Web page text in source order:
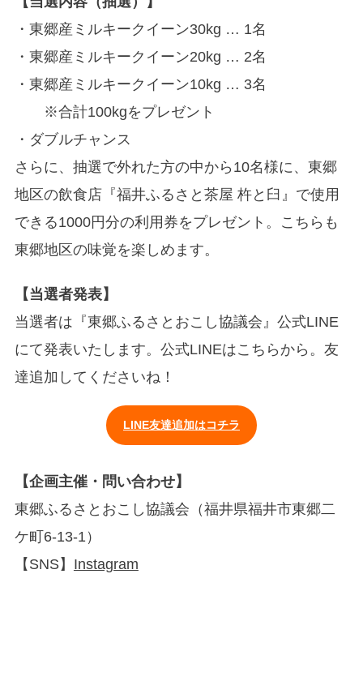
・東郷産ミルキークイーン30kg … 1名
・東郷産ミルキークイーン20kg … 2名
・東郷産ミルキークイーン10kg … 3名
※合計100kgをプレゼント
・ダブルチャンス
さらに、抽選で外れた方の中から10名様に、東郷
地区の飲食店『福井ふるさと茶屋 杵と臼』で使用
できる1000円分の利用券をプレゼント。こちらも
東郷地区の味覚を楽しめます。
【当選者発表】
当選者は『東郷ふるさとおこし協議会』公式LINE
にて発表いたします。公式LINEはこちらから。友
達追加してくださいね！
LINE友達追加はコチラ
【企画主催・問い合わせ】
東郷ふるさとおこし協議会（福井県福井市東郷二
ケ町6-13-1）
【SNS】 Instagram